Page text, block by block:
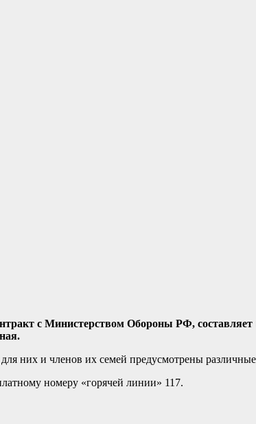
с Министерством Обороны РФ, составляет
них и членов их семей предусмотрены
номеру «горячей линии» 117.